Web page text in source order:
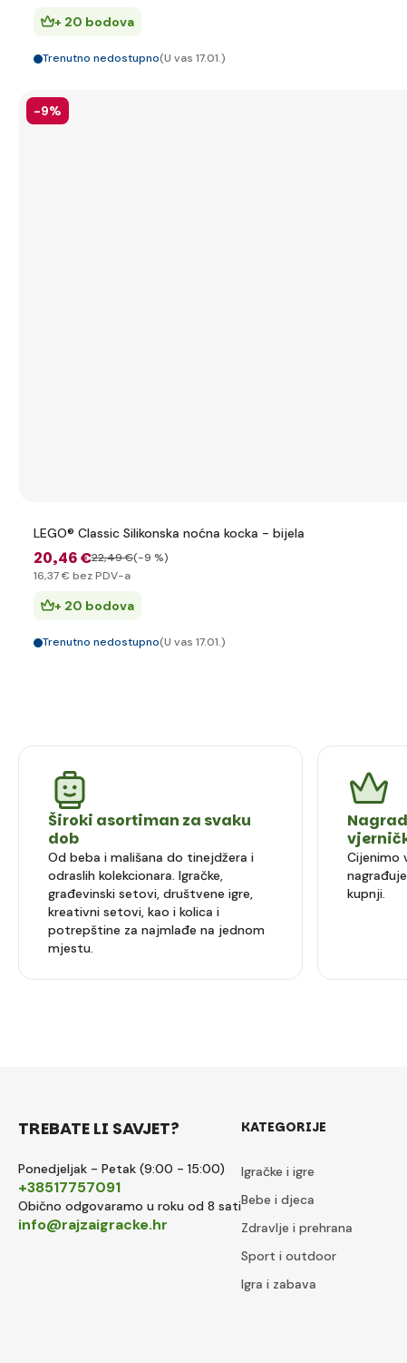
+ 20 bodova
Trenutno nedostupno(U vas 17.01.)
-9%
LEGO® Classic Silikonska noćna kocka - bijela
20,46 €22,49 €(-9 %)
16,37 € bez PDV-a
+ 20 bodova
Trenutno nedostupno(U vas 17.01.)
Široki asortiman za svaku
dob
Od beba i mališana do tinejdžera i
odraslih kolekcionara. Igračke,
građevinski setovi, društvene igre,
kreativni setovi, kao i kolica i
potrepštine za najmlađe na jednom
mjestu.
Cijenimo
kupnji.
TREBATE LI SAVJET?
Ponedjeljak - Petak (9:00 - 15:00)
+38517757091
Obično odgovaramo u roku od 8 sati
info@rajzaigracke.hr
KATEGORIJE
Igračke i igre
Bebe i djeca
Zdravlje i prehrana
Sport i outdoor
Igra i zabava